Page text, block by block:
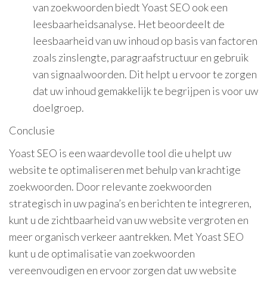
van zoekwoorden biedt Yoast SEO ook een
leesbaarheidsanalyse. Het beoordeelt de
leesbaarheid van uw inhoud op basis van factoren
zoals zinslengte, paragraafstructuur en gebruik
van signaalwoorden. Dit helpt u ervoor te zorgen
dat uw inhoud gemakkelijk te begrijpen is voor uw
doelgroep.
Conclusie
Yoast SEO is een waardevolle tool die u helpt uw
website te optimaliseren met behulp van krachtige
zoekwoorden. Door relevante zoekwoorden
strategisch in uw pagina’s en berichten te integreren,
kunt u de zichtbaarheid van uw website vergroten en
meer organisch verkeer aantrekken. Met Yoast SEO
kunt u de optimalisatie van zoekwoorden
vereenvoudigen en ervoor zorgen dat uw website